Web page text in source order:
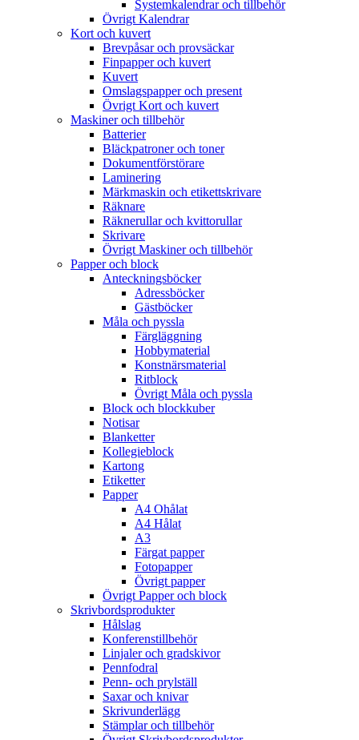
Systemkalendrar och tillbehör
Övrigt Kalendrar
Kort och kuvert
Brevpåsar och provsäckar
Finpapper och kuvert
Kuvert
Omslagspapper och present
Övrigt Kort och kuvert
Maskiner och tillbehör
Batterier
Bläckpatroner och toner
Dokumentförstörare
Laminering
Märkmaskin och etikettskrivare
Räknare
Räknerullar och kvittorullar
Skrivare
Övrigt Maskiner och tillbehör
Papper och block
Anteckningsböcker
Adressböcker
Gästböcker
Måla och pyssla
Färgläggning
Hobbymaterial
Konstnärsmaterial
Ritblock
Övrigt Måla och pyssla
Block och blockkuber
Notisar
Blanketter
Kollegieblock
Kartong
Etiketter
Papper
A4 Ohålat
A4 Hålat
A3
Färgat papper
Fotopapper
Övrigt papper
Övrigt Papper och block
Skrivbordsprodukter
Hålslag
Konferenstillbehör
Linjaler och gradskivor
Pennfodral
Penn- och prylställ
Saxar och knivar
Skrivunderlägg
Stämplar och tillbehör